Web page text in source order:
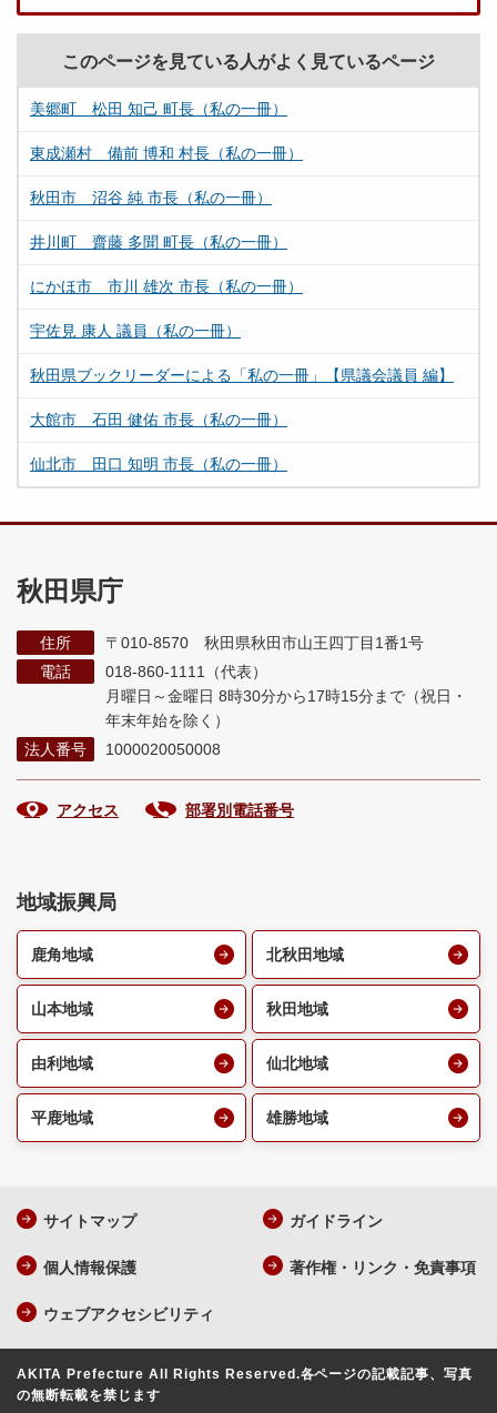
このページを見ている人がよく見ているページ
美郷町 松田 知己 町長（私の一冊）
東成瀬村 備前 博和 村長（私の一冊）
秋田市 沼谷 純 市長（私の一冊）
井川町 齋藤 多聞 町長（私の一冊）
にかほ市 市川 雄次 市長（私の一冊）
宇佐見 康人 議員（私の一冊）
秋田県ブックリーダーによる「私の一冊」【県議会議員 編】
大館市 石田 健佑 市長（私の一冊）
仙北市 田口 知明 市長（私の一冊）
秋田県庁
住所
〒010-8570 秋田県秋田市山王四丁目1番1号
電話
018-860-1111（代表）
月曜日～金曜日 8時30分から17時15分まで （祝日・
年末年始を除く）
法人番号
1000020050008
アクセス 部署別電話番号
地域振興局
鹿角地域 北秋田地域
山本地域 秋田地域
由利地域 仙北地域
平鹿地域 雄勝地域
サイトマップ ガイドライン
個人情報保護 著作権・リンク・免責事項
ウェブアクセシビリティ
AKITA Prefecture All Rights Reserved.各ページの記載記事、写真
の無断転載を禁じます